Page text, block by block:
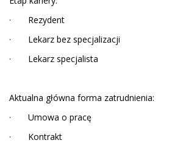
· Rezydent
· Lekarz bez specjalizacji
· Lekarz specjalista
Aktualna główna forma zatrudnienia:
· Umowa o pracę
· Kontrakt